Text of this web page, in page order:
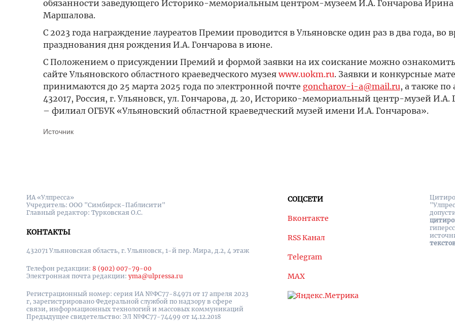
обязанности заведующего Историко-мемориальным центром-музеем И.А. Гончарова Ирина
Маршалова.
С 2023 года награждение лауреатов Премии проводится в Ульяновске один раз в два года, во
празднования дня рождения И.А. Гончарова в июне.
С Положением о присуждении Премий и формой заявки на их соискание можно
сайте Ульяновского областного краеведческого музея www.uokm.ru. Заявки и конкурсные
принимаются до 25 марта 2025 года по электронной почте goncharov-i-a@mail.ru, а также по
432017, Россия, г. Ульяновск, ул. Гончарова, д. 20, Историко-мемориальный центр-музей И.А.
– филиал ОГБУК «Ульяновский областной краеведческий музей имени И.А. Гончарова».
Источник
ИА «Улпресса»
Учредитель: ООО "Симбирск-Паблисити"
Главный редактор: Турковская О.С.
КОНТАКТЫ
432071 Ульяновская область, г. Ульяновск, 1-й пер. Мира, д.2, 4 этаж
Телефон редакции: 8 (902) 007-79-00
Электронная почта редакции: yma@ulpressa.ru
Регистрационный номер: серия ИА №ФС77-84971 от 17 апреля 2023
г, зарегистрировано Федеральной службой по надзору в сфере
связи, информационных технологий и массовых коммуникаций
Предыдущее свидетельство: ЭЛ №ФС77-74499 от 14.12.2018
СОЦСЕТИ
Вконтакте
RSS Канал
Telegram
MAX